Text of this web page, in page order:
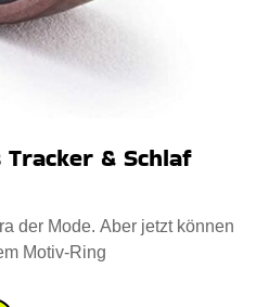
& Schlaf
der Mode. Aber jetzt können
Motiv-Ring